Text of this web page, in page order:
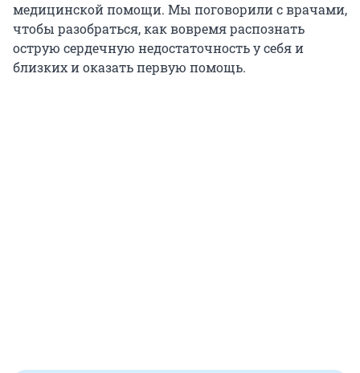
медицинской помощи. Мы поговорили с врачами,
чтобы разобраться, как вовремя распознать
острую сердечную недостаточность у себя и
близких и оказать первую помощь.